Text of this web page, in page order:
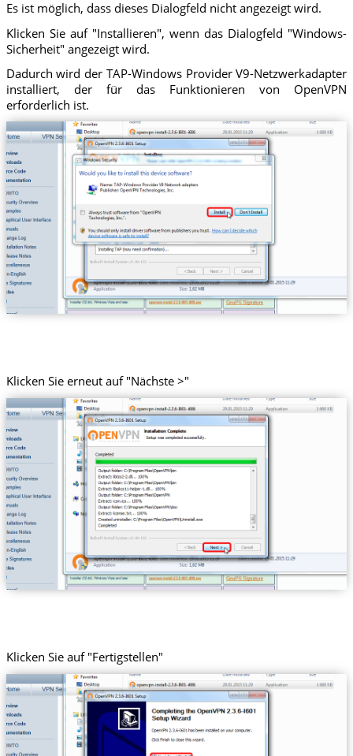
Es ist möglich, dass dieses Dialogfeld nicht angezeigt wird.
Klicken Sie auf "Installieren", wenn das Dialogfeld "Windows-
Sicherheit" angezeigt wird.
Dadurch wird der TAP-Windows Provider V9-Netzwerkadapter
installiert, der für das Funktionieren von OpenVPN
erforderlich ist.
Klicken Sie erneut auf "Nächste >"
Klicken Sie auf "Fertigstellen"